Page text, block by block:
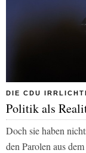
DIE CDU
Politik als
Doch sie haben
den Parolen aus